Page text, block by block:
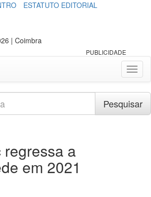
ESTATUTO EDITORIAL
| Coimbra
PUBLICIDADE
Pesquisar
a
em 2021